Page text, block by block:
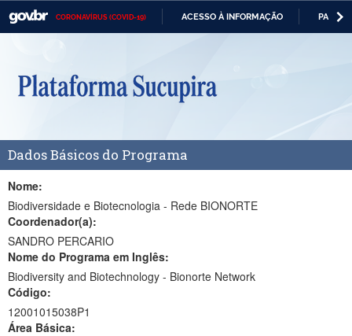
CORONAVÍRUS (COVID-19) ACESSO À INFORMAÇÃO
Casa Civil
Ministério da Defesa
Ministério da Economia
Ministério da Infraestrutura
Ministério da Agricultura, Pecuária e Abastecimento
Ministério da Educação
Ministério da Cidadania
Ministério da Saúde
Dados Básicos do Programa
Nome:
Biodiversidade e Biotecnologia - Rede BIONORTE
Coordenador(a):
SANDRO PERCARIO
Nome do Programa em Inglês:
Biodiversity and Biotechnology - Bionorte Network
Código:
12001015038P1
Área Básica: